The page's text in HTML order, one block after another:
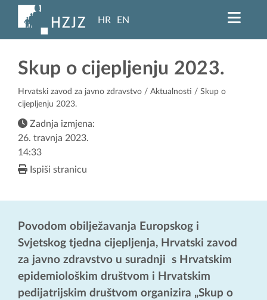
HR EN
Skup o cijepljenju 2023.
Hrvatski zavod za javno zdravstvo / Aktualnosti / Skup o
cijepljenju 2023.
Zadnja izmjena:
26. travnja 2023.
14:33
Ispiši stranicu
Povodom obilježavanja Europskog i
Svjetskog tjedna cijepljenja, Hrvatski zavod
za javno zdravstvo u suradnji s Hrvatskim
epidemiološkim društvom i Hrvatskim
pedijatrijskim društvom organizira „Skup o